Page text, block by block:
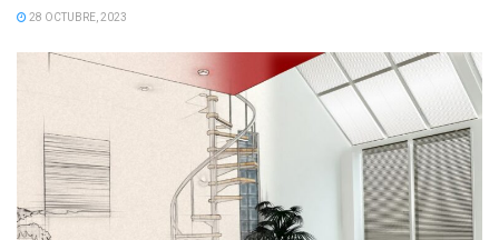
28 OCTUBRE, 2023